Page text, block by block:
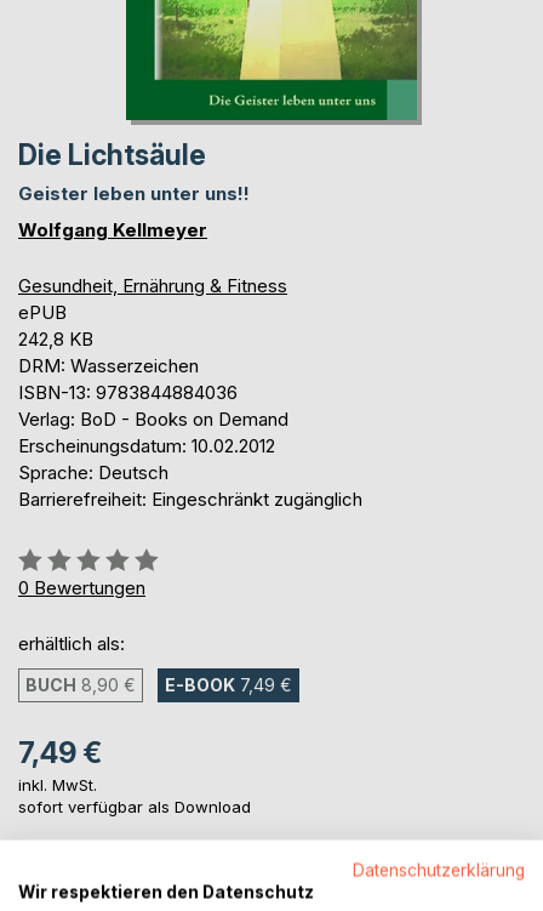
Die Lichtsäule
Geister leben unter uns!!
Wolfgang Kellmeyer
Gesundheit, Ernährung & Fitness
ePUB
242,8 KB
DRM: Wasserzeichen
ISBN-13: 9783844884036
Verlag: BoD - Books on Demand
Erscheinungsdatum: 10.02.2012
Sprache: Deutsch
Barrierefreiheit: Eingeschränkt zugänglich
Bewertung::
0%
0 Bewertungen
erhältlich als:
BUCH 8,90 € E-BOOK 7,49 €
7,49 €
inkl. MwSt.
sofort verfügbar als Download
IN DEN WARENKORB
Datenschutzerklärung
Wir respektieren den Datenschutz